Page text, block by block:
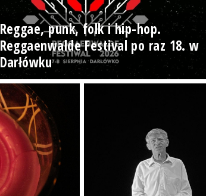
Reggae, punk, folk i hip-hop.
Reggaenwalde Festival po raz 18. w
Darłówku